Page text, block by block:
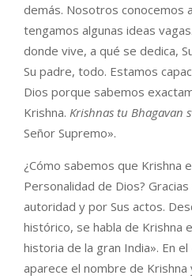
demás. Nosotros conocemos
tengamos algunas ideas
donde vive, a qué se dedica,
Su padre, todo. Estamos
Dios porque sabemos
Krishna. Krishnas tu Bhagavan
Señor Supremo».
¿Cómo sabemos que Krishna
Personalidad de Dios?
autoridad y por Sus actos.
histórico, se habla de Krishna
historia de la gran India». En el
aparece el nombre de Krishna